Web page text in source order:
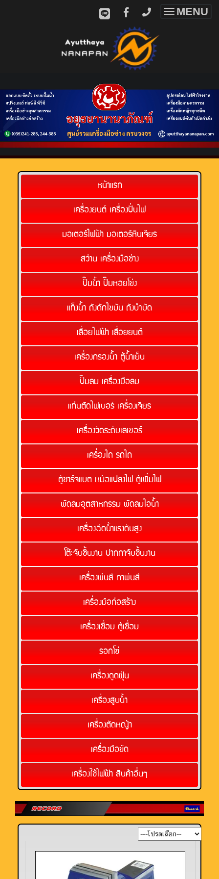
Toggle
MENU
หน้าแรก
เครื่องยนต์ เครื่องปั่นไฟ
มอเตอร์ไฟฟ้า มอเตอร์หินเจียร
สว่าน เครื่องมือช่าง
ปั๊มน้ำ ปั๊มหอยโข่ง
แท็งน้ำ ถังดักไขมัน ถังบำบัด
เลื่อยไฟฟ้า เลื่อยยนต์
เครื่องกรองน้ำ ตู้น้ำเย็น
ปั๊มลม เครื่องมือลม
แท่นตัดไฟเบอร์ เครื่องเจียร
เครื่องวัดระดับเลเซอร์
เครื่องไถ รถไถ
ตู้ชาร์จแบต หม้อแปลงไฟ ตู้เพิ่มไฟ
พัดลมอุตสาหกรรม พัดลมไอน้ำ
เครื่องฉีดน้ำแรงดันสูง
โต๊ะจับชิ้นงาน ปากกาจับชิ้นงาน
เครื่องพ่นสี กาพ่นสี
เครื่องมือก่อสร้าง
เครื่องเชื่อม ตู้เชื่อม
รอกโซ่
เครื่องดูดฝุ่น
เครื่องสูบน้ำ
เครื่องตัดหญ้า
เครื่องมือขัด
เครื่องใช้ไฟฟ้า สินค้าอื่นๆ